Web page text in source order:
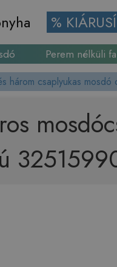
%
Perem nélküli
három csaplyukas mosdó